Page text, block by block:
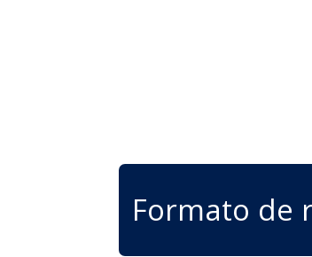
Formato de